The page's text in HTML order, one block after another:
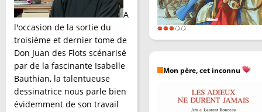
A
l'occasion de la sortie du
troisième et dernier tome de
Don Juan des Flots scénarisé
par de la fascinante Isabelle
Bauthian, la talentueuse
dessinatrice nous parle bien
évidemment de son travail
Mon père, cet inconnu